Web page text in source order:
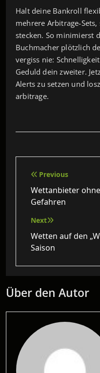
Halt deine Bankroll
mehrere
stecken. So minimierst
Buchmacher plötzlich
vergiss nie:
Geduld dein zweiter.
Alerts zu setzen und
arbitrage.
Previous
Wettanbieter
Gefahren
Next
Wetten auf den
Saison
Über den Autor